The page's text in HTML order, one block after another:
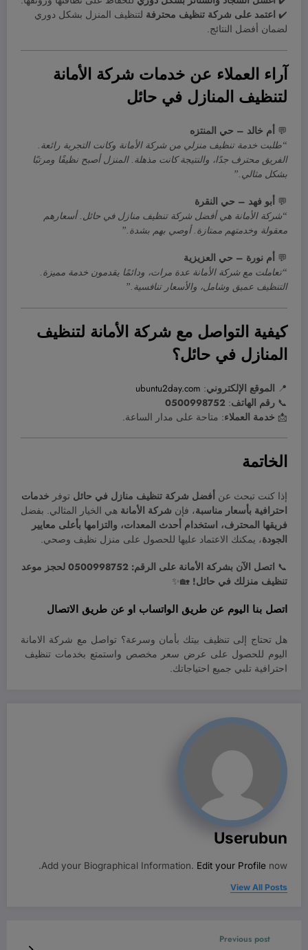
✔️ اعتمد على شركة تنظيف محترفة لتنظيف المنزل بشكل دوري
لضمان أفضل النتائج.
آراء العملاء عن خدمات شركة الأمانة
لتنظيف المنازل في حائل
💬 أم خالد – حي المنتزه
“طلبت خدمة تنظيف منزلي من شركة الأمانة وكانت التجربة رائعة.
الفريق محترف جدًا، والنتيجة كانت مذهلة. المنزل أصبح نظيفًا ومرتبًا
بشكل مثالي.”
💬 أبو فهد – حي النقرة
“شركة الأمانة هي أفضل شركة تنظيف منازل في حائل. أسعارهم
معقولة وخدمتهم ممتازة. أوصي بهم بشدة.”
💬 أم نورة – حي العزيزية
“تعاملت مع شركة الأمانة عدة مرات، ودائمًا يقدمون خدمة مميزة.
التنظيف عميق وشامل، والأسعار تنافسية.”
كيفية التواصل مع شركة الأمانة لتنظيف
المنازل في حائل؟
📍 الموقع الإلكتروني:
ubuntu2day.com
📞 رقم الهاتف:
0500998752
📩 خدمة العملاء: متاحة على مدار الساعة.
الخاتمة
إذا كنت تبحث عن أفضل شركة تنظيف منازل في حائل توفر خدمات
احترافية بأسعار مناسبة، فإن شركة الأمانة هي الخيار المثالي. بفضل
فريقها المحترف، استخدام أحدث المعدات، والتزامها بأعلى معايير
الجودة، يمكنك الاعتماد عليها للحصول على منزل نظيف وصحي.
📞
اتصل الآن بشركة الأمانة على الرقم: 0500998752 لحجز موعد
تنظيف منزلك في حائل! 🏡✨
اتصل بنا اليوم عن طريق الواتساب او عن طريق الاتصال
هل تحتاج إلى تنظيف بيتك بأمان وسرعة؟ تواصل مع شركة الامانة
اليوم للحصول على عرض سعر مخصص واستمتع بخدمات تنظيف
احترافية تلبي جميع احتياجاتك.
Userubun
Add your Biographical Information. Edit your Profile now.
View All Posts
Previous post